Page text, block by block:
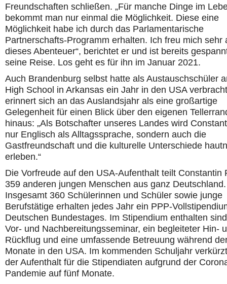
Freundschaften schließen. „Für manche Dinge im
bekommt man nur einmal die Möglichkeit. Diese eine
Möglichkeit habe ich durch das Parlamentarische
Partnerschafts-Programm erhalten. Ich freu mich sehr
dieses Abenteuer“, berichtet er und ist bereits
seine Reise. Los geht es für ihn im Januar 2021.
Auch Brandenburg selbst hatte als Austauschschüler
High School in Arkansas ein Jahr in den USA
erinnert sich an das Auslandsjahr als eine großartige
Gelegenheit für einen Blick über den eigenen
hinaus: „Als Botschafter unseres Landes wird
nur Englisch als Alltagssprache, sondern auch die
Gastfreundschaft und die kulturelle Unterschiede
erleben.“
Die Vorfreude auf den USA-Aufenthalt teilt Constantin
359 anderen jungen Menschen aus ganz Deutschland.
Insgesamt 360 Schülerinnen und Schüler sowie junge
Berufstätige erhalten jedes Jahr ein PPP-
Deutschen Bundestages. Im Stipendium enthalten
Vor- und Nachbereitungsseminar, ein begleiteter Hin-
Rückflug und eine umfassende Betreuung während
Monate in den USA. Im kommenden Schuljahr
der Aufenthalt für die Stipendiaten aufgrund der
Pandemie auf fünf Monate.